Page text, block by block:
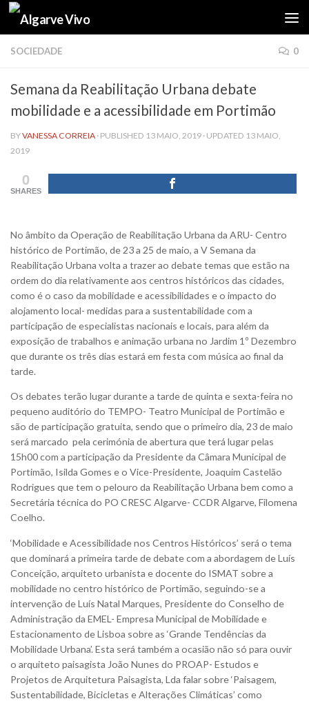
Skip to content
SOCIEDADE 0
Semana da Reabilitação Urbana debate
mobilidade e a acessibilidade em Portimão
BYVANESSA CORREIA · PUBLISHED 13 MAIO, 2019 · UPDATED 13 MAIO,
2019
0
SHARES
No âmbito da Operação de Reabilitação Urbana da ARU- Centro
histórico de Portimão, de 23 a 25 de maio, a V Semana da
Reabilitação Urbana volta a trazer ao debate temas que estão na
ordem do dia relativamente aos centros históricos das cidades,
como é o caso da mobilidade e acessibilidades e o impacto do
alojamento local- medidas para a sustentabilidade com a
participação de especialistas nacionais e locais, para além da
exposição de trabalhos e animação urbana no Jardim 1º Dezembro
que durante os três dias estará em festa com música ao final da
tarde.
Os debates terão lugar durante a tarde de quinta e sexta-feira no
pequeno auditório do TEMPO- Teatro Municipal de Portimão e
são de participação gratuita, sendo que o primeiro dia, 23 de maio
será marcado pela cerimónia de abertura que terá lugar pelas
15h00 com a participação da Presidente da Câmara Municipal de
Portimão, Isilda Gomes e o Vice-Presidente, Joaquim Castelão
Rodrigues que tem o pelouro da Reabilitação Urbana bem como a
Secretária técnica do PO CRESC Algarve- CCDR Algarve, Filomena
Coelho.
‘Mobilidade e Acessibilidade nos Centros Históricos’ será o tema
que dominará a primeira tarde de debate com a abordagem de Luís
Conceição, arquiteto urbanista e docente do ISMAT sobre a
mobilidade no centro histórico de Portimão, seguindo-se a
intervenção de Luís Natal Marques, Presidente do Conselho de
Administração da EMEL- Empresa Municipal de Mobilidade e
Estacionamento de Lisboa sobre as ‘Grande Tendências da
Mobilidade Urbana’. Esta será também a ocasião não só para ouvir
o arquiteto paisagista João Nunes do PROAP- Estudos e
Projetos de Arquitetura Paisagista, Lda falar sobre ‘Paisagem,
Sustentabilidade, Bicicletas e Alterações Climáticas’ como